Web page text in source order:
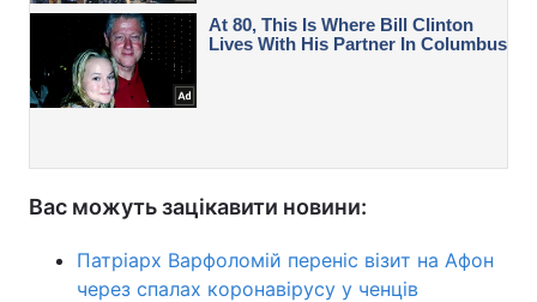
Вас можуть зацікавити новини:
Патріарх Варфоломій переніс візит на Афон
через спалах коронавірусу у ченців